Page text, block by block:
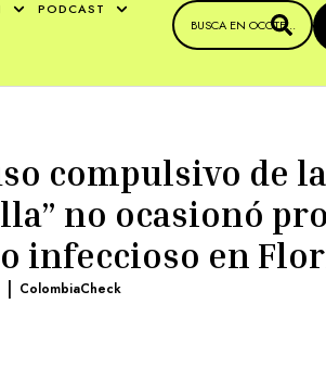
PODCAST
compulsivo de la
no ocasionó
infeccioso en
| ColombiaCheck